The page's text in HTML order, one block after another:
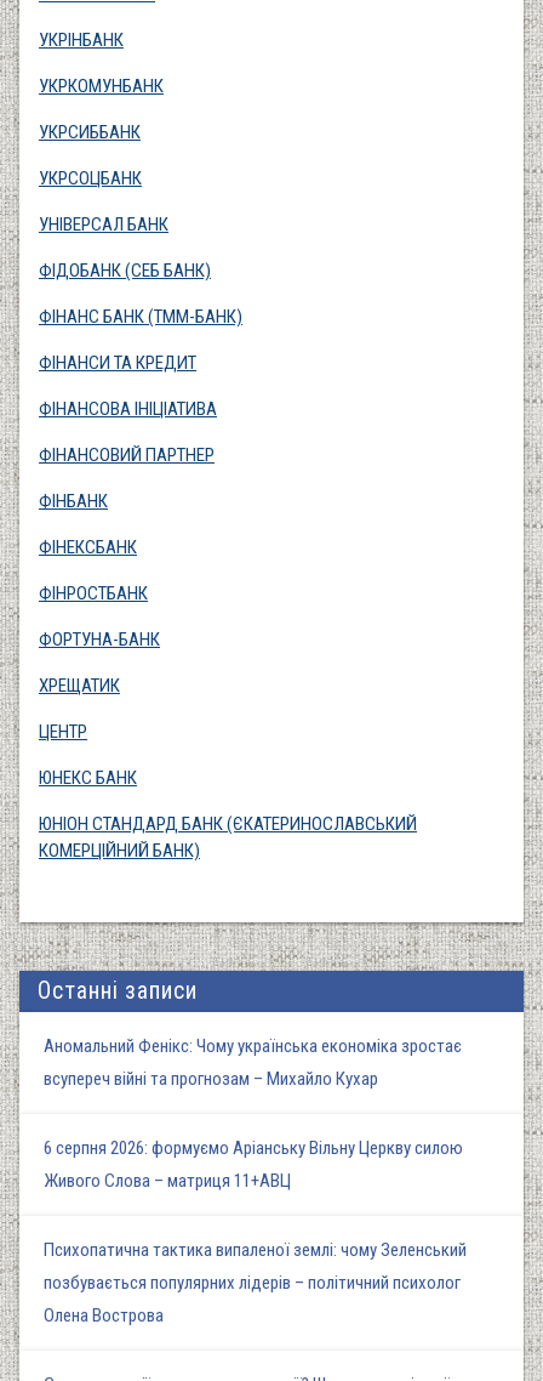
УКРІНБАНК
УКРКОМУНБАНК
УКРСИББАНК
УКРСОЦБАНК
УНІВЕРСАЛ БАНК
ФІДОБАНК (СЕБ БАНК)
ФІНАНС БАНК (ТММ-БАНК)
ФІНАНСИ ТА КРЕДИТ
ФІНАНСОВА ІНІЦІАТИВА
ФІНАНСОВИЙ ПАРТНЕР
ФІНБАНК
ФІНЕКСБАНК
ФІНРОСТБАНК
ФОРТУНА-БАНК
ХРЕЩАТИК
ЦЕНТР
ЮНЕКС БАНК
ЮНІОН СТАНДАРД БАНК (ЄКАТЕРИНОСЛАВСЬКИЙ
КОМЕРЦІЙНИЙ БАНК)
Останні записи
Аномальний Фенікс: Чому українська економіка зростає
всупереч війні та прогнозам – Михайло Кухар
6 серпня 2026: формуємо Аріанську Вільну Церкву силою
Живого Слова – матриця 11+АВЦ
Психопатична тактика випаленої землі: чому Зеленський
позбувається популярних лідерів – політичний психолог
Олена Вострова